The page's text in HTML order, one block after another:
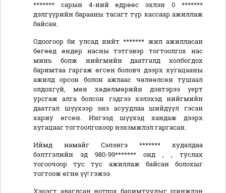
******* сарын 4-ний өдрөөс эхлэн 0 *******
дэлгүүрийн барааны тасагт түр кассаар ажиллаж
байсан.
Одоогоор би улсад нийт ******* жил ажилласан
бөгөөд өндөр насны тэтгэвэр тогтоолгох нас
минь болж нийгмийн даатгалд холбогдох
баримтаа гаргаж өгсөн боловч дээрх хугацааны
ажилд орсон болон ажлаас чөлөөлсөн тушаал
олдохгүй, мөн хөдөлмөрийн дэвтэрээ үерт
урсгаж алга болсон гэдгээ хэлэхэд нийгмийн
даатгал шүүхээр энэ асуудлаа шийдүүл гэсэн
хариу өгсөн. Ингээд шүүхэд хандаж дээрх
хугацааг тогтоолгохоор нэхэмжлэл гаргасан.
Иймд намайг Сэлэнгэ ******* худалдаа
бэлтгэлийн эд 980-99******* онд , , туслах
тогоочоор тус тус ажиллаж байсан болохыг
тогтоож өгнө үү! гэжээ.
Хэрэгт авагдсан нотлох баримтуудыг шинжлэн